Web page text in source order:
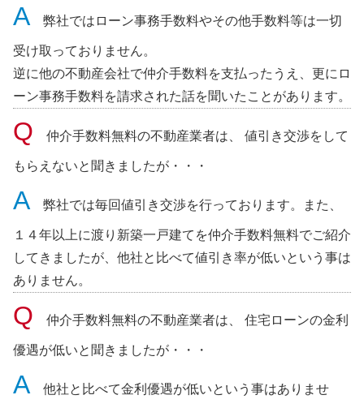
弊社ではローン事務手数料やその他手数料等は一切
受け取っておりません。
逆に他の不動産会社で仲介手数料を支払ったうえ、更にロ
ーン事務手数料を請求された話を聞いたことがあります。
仲介手数料無料の不動産業者は、 値引き交渉をして
もらえないと聞きましたが・・・
弊社では毎回値引き交渉を行っております。また、
１４年以上に渡り新築一戸建てを仲介手数料無料でご紹介
してきましたが、他社と比べて値引き率が低いという事は
ありません。
仲介手数料無料の不動産業者は、 住宅ローンの金利
優遇が低いと聞きましたが・・・
他社と比べて金利優遇が低いという事はありませ